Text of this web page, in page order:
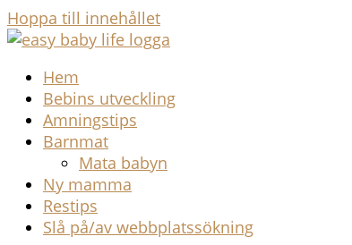
Hoppa till innehållet
Hem
Bebins utveckling
Amningstips
Barnmat
Mata babyn
Ny mamma
Restips
Slå på/av webbplatssökning